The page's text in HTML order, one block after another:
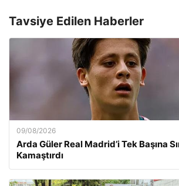
Tavsiye Edilen Haberler
09/08/2026
Arda Güler Real Madrid’i Tek Başına
Kamaştırdı